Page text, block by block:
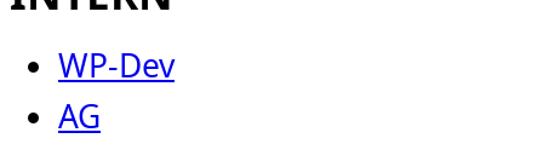
WP-Dev
AG